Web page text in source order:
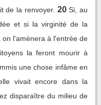
de la renvoyer. 20 Si, au
et si la virginité de la
on l'amènera à l'entrée de
la feront mourir à
une chose infâme en
vivait encore dans la
disparaître du milieu de